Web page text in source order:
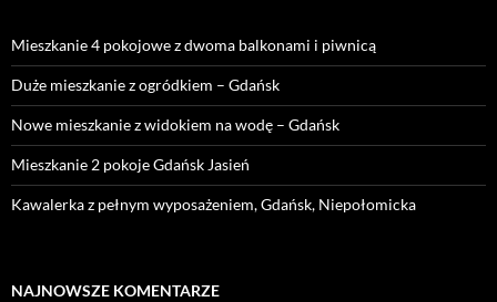
Mieszkanie 4 pokojowe z dwoma balkonami i piwnicą
Duże mieszkanie z ogródkiem – Gdańsk
Nowe mieszkanie z widokiem na wodę – Gdańsk
Mieszkanie 2 pokoje Gdańsk Jasień
Kawalerka z pełnym wyposażeniem, Gdańsk, Niepołomicka
NAJNOWSZE KOMENTARZE